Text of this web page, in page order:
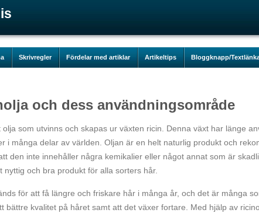
Skrivregler Fördelar med artiklar Artikeltips Bloggknapp/
och dess användningsområde
olja som utvinns och skapas ur växten ricin. Denna växt har länge
i många delar av världen. Oljan är en helt naturlig produkt och
den inte innehåller några kemikalier eller något annat som är
nyttig och bra produkt för alla sorters hår.
för att få längre och friskare hår i många år, och det är många
bättre kvalitet på håret samt att det växer fortare. Med hjälp av